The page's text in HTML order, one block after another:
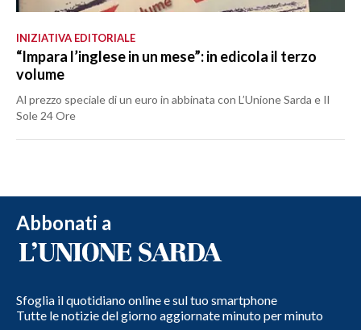
INIZIATIVA EDITORIALE
“Impara l’inglese in un mese”: in edicola il terzo
volume
Al prezzo speciale di un euro in abbinata con L’Unione Sarda e Il
Sole 24 Ore
Abbonati a
Sfoglia il quotidiano online e sul tuo smartphone
Tutte le notizie del giorno aggiornate minuto per minuto